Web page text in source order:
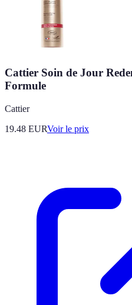
Cattier Soin de Jour
Formule
Cattier
19.48 EURVoir le prix